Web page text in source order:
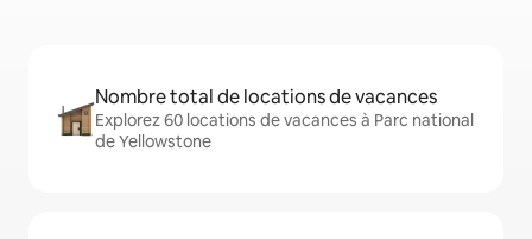
Nombre total de locations de vacances
Explorez 60 locations de vacances à Parc national
de Yellowstone